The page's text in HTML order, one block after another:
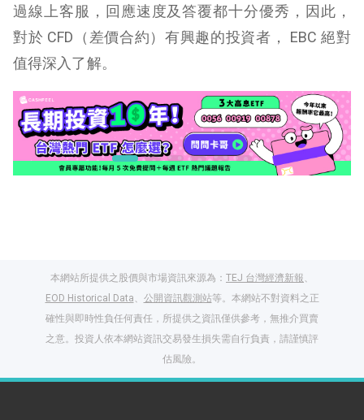
過線上客服，回應速度及答覆都十分優秀，因此，
對於 CFD（差價合約）有興趣的投資者， EBC 絕對
值得深入了解。
本網站所提供之股價與市場資訊來源為： TEJ 台灣經濟新報、
EOD Historical Data、 公開資訊觀測站等。本網站不對資料之正
確性與即時性負任何責任，所提供之資訊僅供參考，無推介買賣
之意。投資人依本網站資訊交易發生損失需自行負責，請謹慎評
估風險。